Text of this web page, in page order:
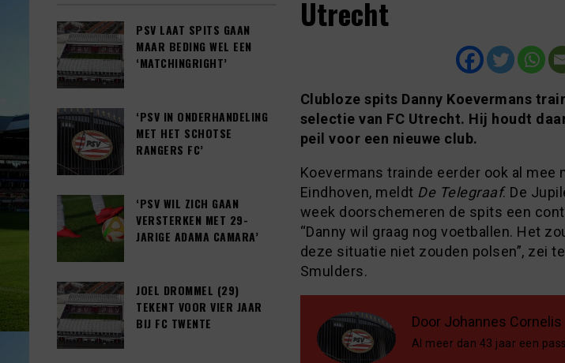
Utrecht
Clubloze spits Danny Koevermans
selectie van FC Utrecht. Hij houdt
peil voor een nieuwe club.
Koevermans trainde eerder ook al mee
Eindhoven, meldt De Telegraaf. De
week doorschemeren de spits een
“Danny wil graag nog voetballen. Het
deze situatie niet zouden polsen”, zei
Smulders.
Door Johannes Cornelis
Al meer dan 43 jaar een
PSV LAAT SPITS GAAN
MAAR BEDING WEL EEN
‘MATCHINGRIGHT’
‘PSV IN ONDERHANDELING
MET HET SCHOTSE
RANGERS FC’
‘PSV WIL ZICH GAAN
VERSTERKEN MET 29-
JARIGE ADAMA CAMARA’
JOEL DROMMEL (29)
TEKENT VOOR VIER JAAR
BIJ FC TWENTE